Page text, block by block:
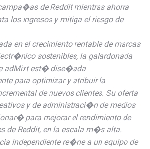
de Reddit mientras ahorra
los ingresos y mitiga el riesgo de
en el crecimiento rentable de marcas
sostenibles, la galardonada
adMixt est� dise�ada
para optimizar y atribuir la
de nuevos clientes. Su oferta
y de administraci�n de medios
para mejorar el rendimiento de
de Reddit, en la escala m�s alta.
independiente re�ne a un equipo de